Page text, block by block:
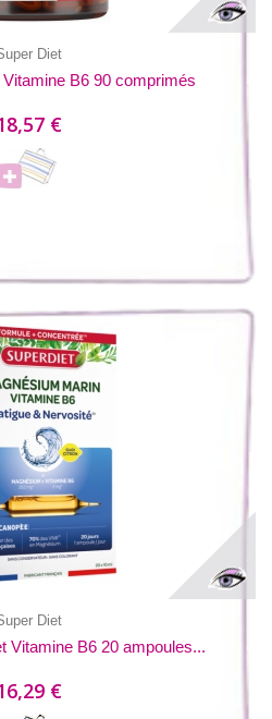
Diet
B6 90 comprimés
€
Diet
Vitamine B6 20 ampoules...
€